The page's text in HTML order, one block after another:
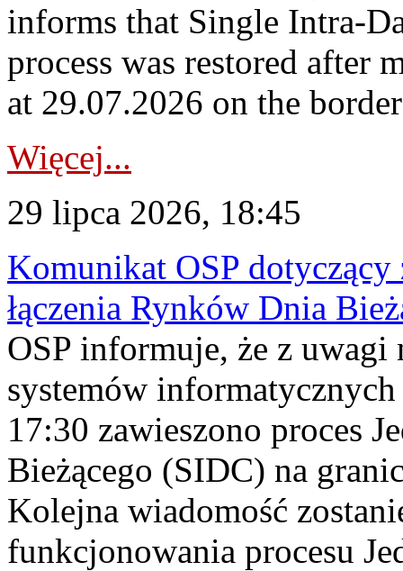
informs that Single Intra-
process was restored after
at 29.07.2026 on the
Więcej...
29 lipca 2026, 18:45
Komunikat OSP dotyczący
łączenia Rynków Dnia
OSP informuje, że z uwagi
systemów
17:30 zawieszono proces
Bieżącego (SIDC) na
Kolejna wiadomość
funkcjonowania procesu